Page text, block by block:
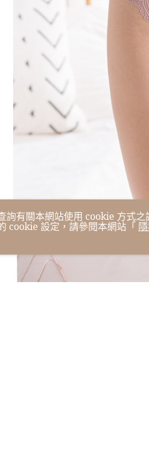
詢有關本網站使用 cookie 方式
cookie 設定，請參閱本網站「